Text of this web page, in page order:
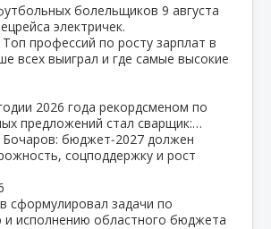
болельщиков 9 августа
электричек.
Топ профессий по росту зарплат в
всех выиграл и где самые высокие
2026 года рекордсменом по
предложений стал сварщик:…
Бочаров: бюджет‑2027 должен
соцподдержку и рост
сформулировал задачи по
исполнению областного бюджета